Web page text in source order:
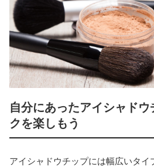
自分にあったアイシャドウ
クを楽しもう
アイシャドウチップには幅広いタイ